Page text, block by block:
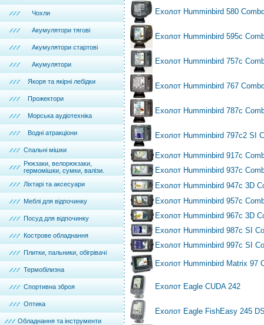
Чохли
Акумулятори тягові
Акумулятори стартові
Акумулятори
Якоря та якірні лебідки
Прожектори
Морська аудіотехніка
Водні атракціони
Спальні мішки
Рюкзаки, велорюкзаки,
гермомішки, сумки, валізи.
Ліхтарі та аксесуари
Меблі для відпочинку
Посуд для відпочинку
Кострове обладнання
Плитки, пальники, обігрівачі
Термобілизна
Спортивна зброя
Оптика
Обладнання та інструменти
Ехолот Humminbird 580
Ехолот Humminbird 595с
Ехолот Humminbird 757с
Ехолот Humminbird 767
Ехолот Humminbird 787с
Ехолот Humminbird 797с2 SI
Ехолот Humminbird 917с
Ехолот Humminbird 937с
Ехолот Humminbird 947с 3D
Ехолот Humminbird 957с
Ехолот Humminbird 967с 3D
Ехолот Humminbird 987с SI
Ехолот Humminbird 997с SI
Ехолот Humminbird Matrix 97
Ехолот Eagle CUDA 242
Ехолот Eagle FishEasy 245 DS